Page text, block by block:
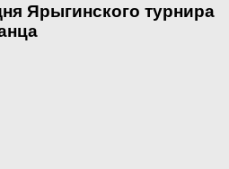
Ярыгинского турнира